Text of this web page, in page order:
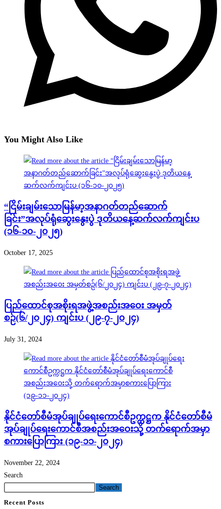
You Might Also Like
“ငြိမ်းချမ်းသောမြန်မာ့အနာဂတ်တည်ဆောက်
ခြင်း”အလုပ်ရုံဆွေးနွေးပွဲ ဒုတိယနေ့ဆက်လက်ကျင်းပ
(၁၆-၁၀-၂၀၂၅)
October 17, 2025
ပြည်ထောင်စုအစိုးရအဖွဲ့အစည်းအဝေး အမှတ်
စဉ်(၆/၂၀၂၄) ကျင်းပ (၂၉-၇-၂၀၂၄)
July 31, 2024
နိုင်ငံတော်စီမံအုပ်ချုပ်ရေးကောင်စီဥက္ကဋ္ဌက နိုင်ငံတော်စီမံ
အုပ်ချုပ်ရေးကောင်စီအစည်းအဝေးသို့ တက်ရောက်အမှာ
စကားပြောကြား (၁၉-၁၁-၂၀၂၄)
November 22, 2024
Search
Search
Recent Posts